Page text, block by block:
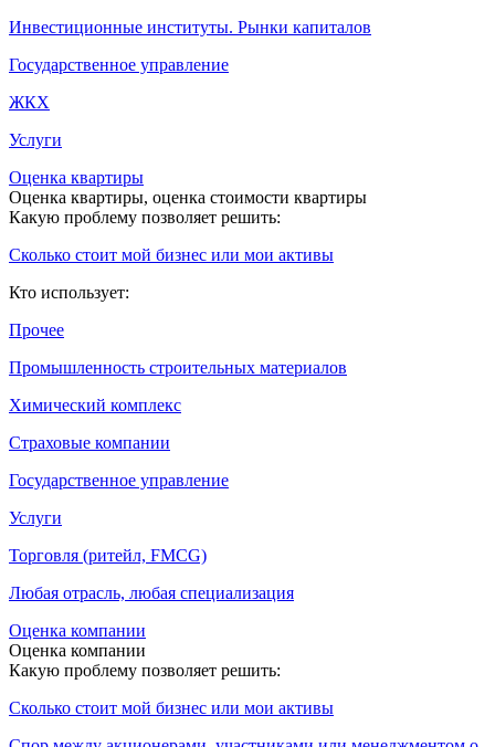
Инвестиционные институты. Рынки капиталов
Государственное управление
ЖКХ
Услуги
Оценка квартиры
Оценка квартиры, оценка стоимости квартиры
Какую проблему позволяет решить:
Сколько стоит мой бизнес или мои активы
Кто использует:
Прочее
Промышленность строительных материалов
Химический комплекс
Страховые компании
Государственное управление
Услуги
Торговля (ритейл, FMCG)
Любая отрасль, любая специализация
Оценка компании
Оценка компании
Какую проблему позволяет решить:
Сколько стоит мой бизнес или мои активы